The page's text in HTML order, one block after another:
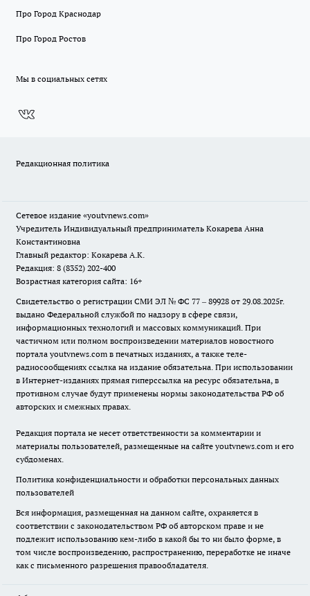
Про Город Краснодар
Про Город Ростов
Мы в социальных сетях
Редакционная политика
Сетевое издание «youtvnews.com»
Учредитель Индивидуальный предприниматель Кокарева Анна
Константиновна
Главный редактор: Кокарева А.К.
Редакция: 8 (8352) 202-400
Возрастная категория сайта: 16+
Свидетельство о регистрации СМИ ЭЛ № ФС 77 – 89928 от 29.08.2025г.
выдано Федеральной службой по надзору в сфере связи,
информационных технологий и массовых коммуникаций. При
частичном или полном воспроизведении материалов новостного
портала youtvnews.com в печатных изданиях, а также теле-
радиосообщениях ссылка на издание обязательна. При использовании
в Интернет-изданиях прямая гиперссылка на ресурс обязательна, в
противном случае будут применены нормы законодательства РФ об
авторских и смежных правах.
Редакция портала не несет ответственности за комментарии и
материалы пользователей, размещенные на сайте youtvnews.com и его
субдоменах.
Политика конфиденциальности и обработки персональных данных
пользователей
Вся информация, размещенная на данном сайте, охраняется в
соответствии с законодательством РФ об авторском праве и не
подлежит использованию кем-либо в какой бы то ни было форме, в
том числе воспроизведению, распространению, переработке не иначе
как с письменного разрешения правообладателя.